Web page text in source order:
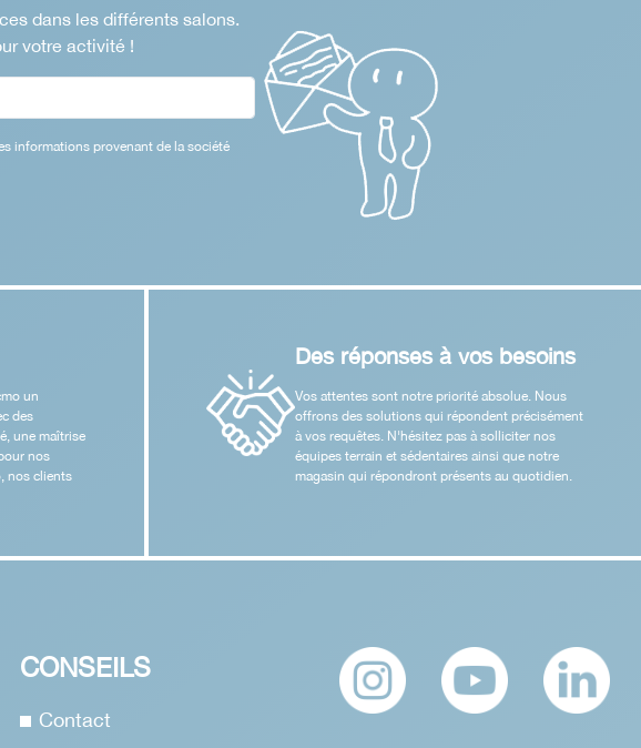
dans les différents salons.
votre activité !
informations provenant de la société
un
des
une maîtrise
nos
nos clients
Des réponses à vos besoins
Vos attentes sont notre priorité absolue. Nous
offrons des solutions qui répondent précisément
à vos requêtes. N'hésitez pas à solliciter nos
équipes terrain et sédentaires ainsi que notre
magasin qui répondront présents au quotidien.
CONSEILS
Contact